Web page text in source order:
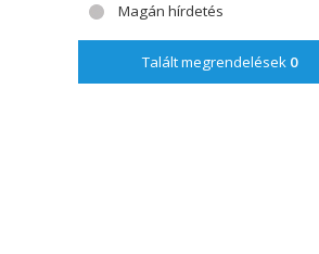
Magán hírdetés
Talált megrendelések 0